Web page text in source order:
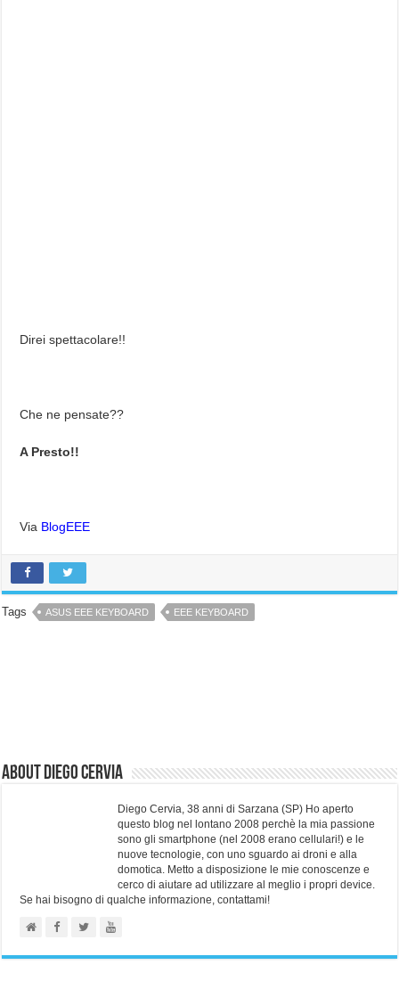
Direi spettacolare!!
Che ne pensate??
A Presto!!
Via BlogEEE
Tags ASUS EEE KEYBOARD EEE KEYBOARD
About Diego Cervia
Diego Cervia, 38 anni di Sarzana (SP) Ho aperto
questo blog nel lontano 2008 perchè la mia passione
sono gli smartphone (nel 2008 erano cellulari!) e le
nuove tecnologie, con uno sguardo ai droni e alla
domotica. Metto a disposizione le mie conoscenze e
cerco di aiutare ad utilizzare al meglio i propri device.
Se hai bisogno di qualche informazione, contattami!